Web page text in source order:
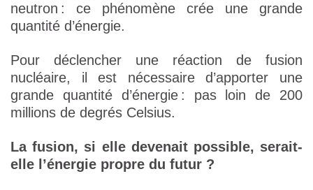
neutron : ce phénomène crée une grande
quantité d’énergie.
Pour déclencher une réaction de fusion
nucléaire, il est nécessaire d’apporter une
grande quantité d’énergie : pas loin de 200
millions de degrés Celsius.
La fusion, si elle devenait possible, serait-
elle l’énergie propre du futur ?